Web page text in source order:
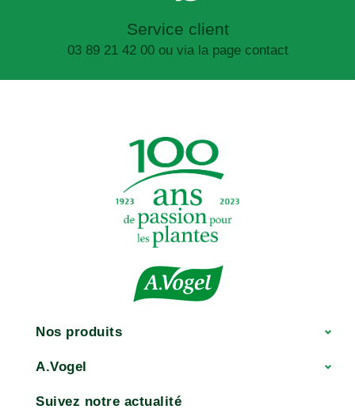
Service client
03 89 21 42 00 ou via la page contact
Nos produits
A.Vogel
Suivez notre actualité